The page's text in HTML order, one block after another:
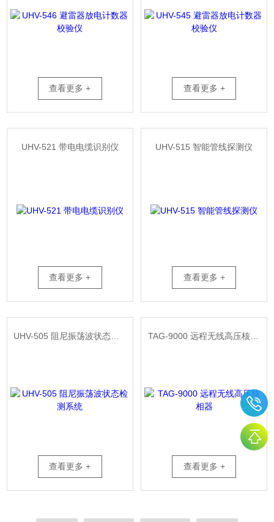
查看更多 + 查看更多 +
UHV-521 带电电缆识别仪
查看更多 +
UHV-515 智能管线探测仪
查看更多 +
UHV-505 阻尼振荡波状态检测系统
查看更多 +
TAG-9000 远程无线高压核相器
查看更多 +